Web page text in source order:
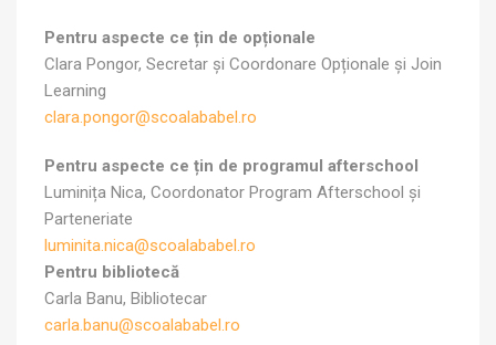
Pentru aspecte ce țin de opționale
Clara Pongor, Secretar și Coordonare Opționale și Join
Learning
clara.pongor@scoalababel.ro
Pentru aspecte ce țin de programul afterschool
Luminița Nica, Coordonator Program Afterschool și
Parteneriate
luminita.nica@scoalababel.ro
Pentru bibliotecă
Carla Banu, Bibliotecar
carla.banu@scoalababel.ro